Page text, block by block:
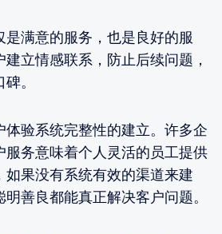
是满意的服务，也是良好的服
立情感联系，防止后续问题，
。
体验系统完整性的建立。许多企
服务意味着个人灵活的员工提供
如果没有系统有效的渠道来建
善良都能真正解决客户问题。